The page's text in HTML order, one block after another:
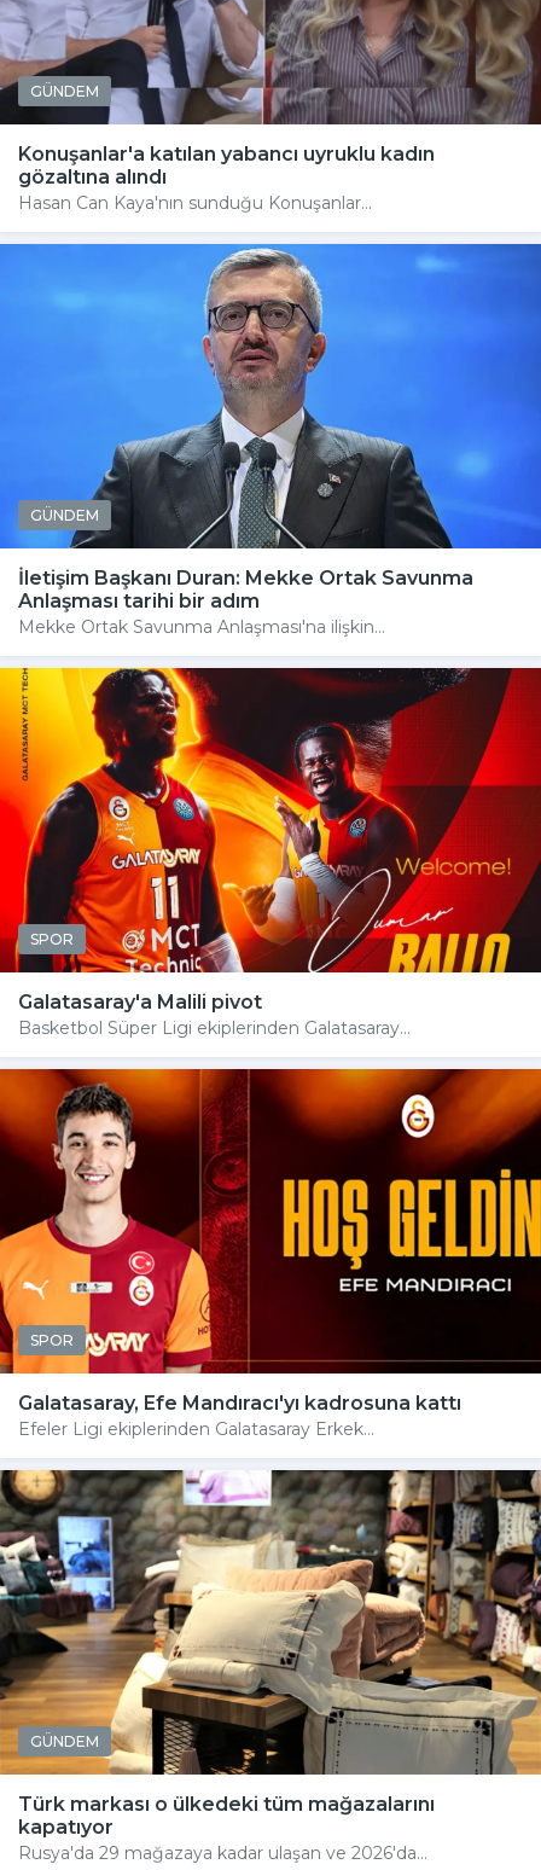
GÜNDEM
Konuşanlar'a katılan yabancı uyruklu kadın
gözaltına alındı
Hasan Can Kaya'nın sunduğu Konuşanlar...
GÜNDEM
İletişim Başkanı Duran: Mekke Ortak Savunma
Anlaşması tarihi bir adım
Mekke Ortak Savunma Anlaşması'na ilişkin...
SPOR
Galatasaray'a Malili pivot
Basketbol Süper Ligi ekiplerinden Galatasaray...
SPOR
Galatasaray, Efe Mandıracı'yı kadrosuna kattı
Efeler Ligi ekiplerinden Galatasaray Erkek...
GÜNDEM
Türk markası o ülkedeki tüm mağazalarını
kapatıyor
Rusya'da 29 mağazaya kadar ulaşan ve 2026'da...